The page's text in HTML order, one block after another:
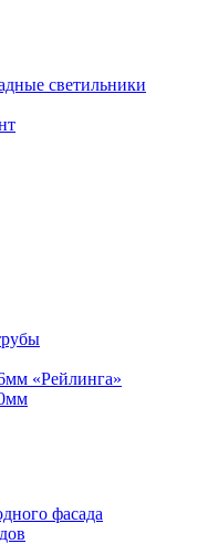
светильники
«Рейлинга»
фасада